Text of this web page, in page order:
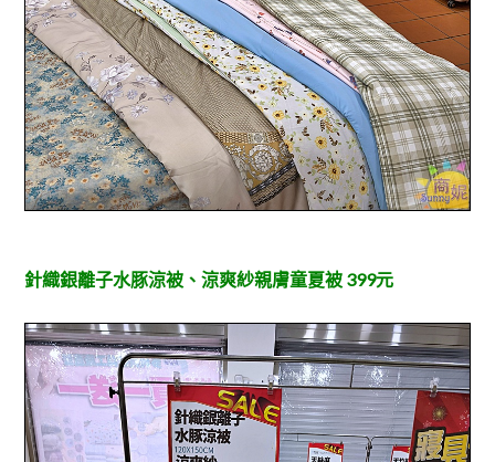
針織銀離子水豚涼被、涼爽紗親膚童夏被 399元